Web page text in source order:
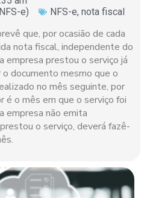
e) NFS-e,nota fiscal
que, por ocasião de cada
nota fiscal, independente do
empresa prestou o serviço já
documento mesmo que o
no mês seguinte, por
é o mês em que o serviço foi
empresa não emita
o serviço, deverá fazê-